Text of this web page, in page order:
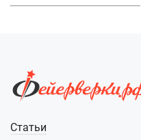
Статьи